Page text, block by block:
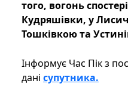
того, вогонь
Кудряшівки, у
Тошківкою та
Інформує Час Пік з
дані супутника.